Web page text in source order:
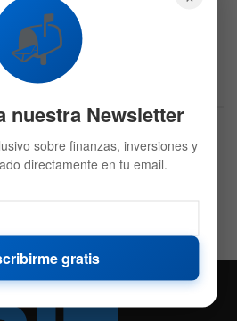
DE 2026 550
4.7k
📬
nuestra Newsletter
sobre finanzas, inversiones y
directamente en tu email.
gratis